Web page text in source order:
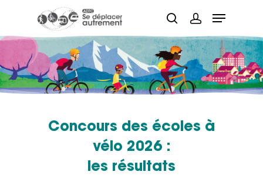
Hit enter to search or ESC to close
Concours des écoles à
vélo 2026 :
les résultats